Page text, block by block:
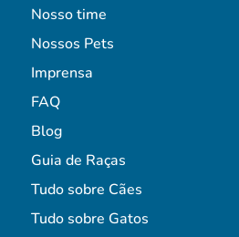
Nosso time
Nossos Pets
Imprensa
FAQ
Blog
Guia de Raças
Tudo sobre Cães
Tudo sobre Gatos